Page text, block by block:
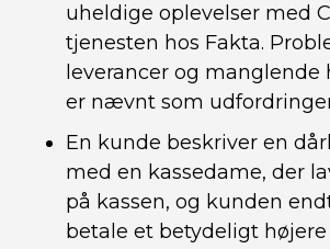
uheldige oplevelser med
tjenesten hos Fakta.
leverancer og manglende
er nævnt som
En kunde beskriver en
med en kassedame, der
på kassen, og kunden
betale et betydeligt højere